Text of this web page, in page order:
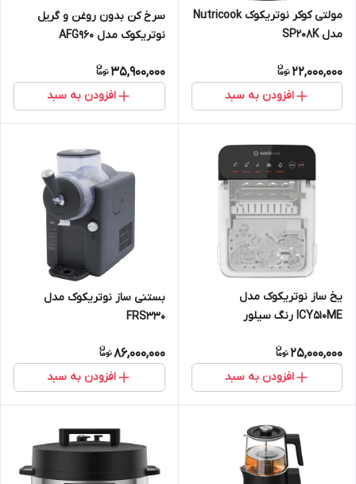
مولتی کوکر نوتریکوک Nutricook
مدل SP208K
22,000,000
افزودن به سبد
سرخ کن بدون روغن و گریل
نوتریکوک مدل AFG960
35,900,000
افزودن به سبد
یخ ساز نوتریکوک مدل
ICY510ME رنگ سیلور
25,000,000
افزودن به سبد
بستنی ساز نوتریکوک مدل
FRS330
86,000,000
افزودن به سبد